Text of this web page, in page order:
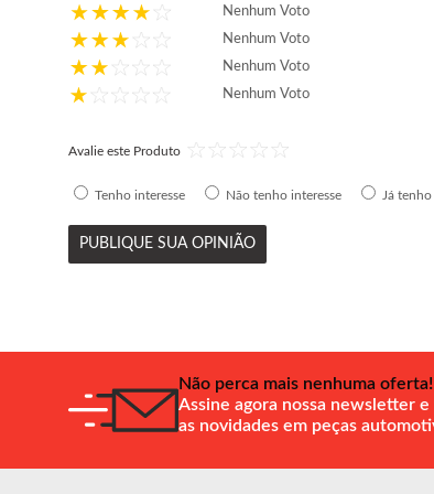
Nenhum Voto
Nenhum Voto
Nenhum Voto
Nenhum Voto
Avalie este Produto
Tenho interesse Não tenho interesse Já
PUBLIQUE SUA OPINIÃO
Não perca mais nenhuma oferta!
Assine agora nossa newsletter
as novidades em peças